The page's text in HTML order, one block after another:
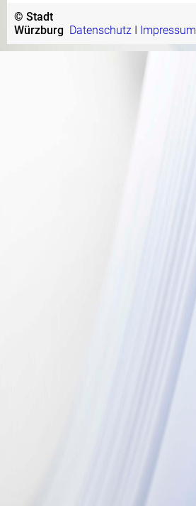
© Stadt
Würzburg Datenschutz I Impressum